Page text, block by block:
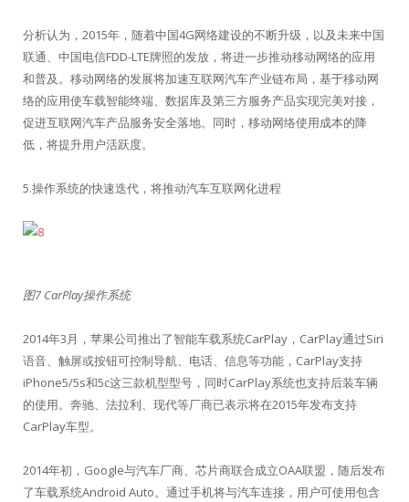
分析认为，2015年，随着中国4G网络建设的不断升级，以及未来中国
联通、中国电信FDD-LTE牌照的发放，将进一步推动移动网络的应用
和普及。移动网络的发展将加速互联网汽车产业链布局，基于移动网
络的应用使车载智能终端、数据库及第三方服务产品实现完美对接，
促进互联网汽车产品服务安全落地。同时，移动网络使用成本的降
低，将提升用户活跃度。
5.操作系统的快速迭代，将推动汽车互联网化进程
图7 CarPlay操作系统
2014年3月，苹果公司推出了智能车载系统CarPlay，CarPlay通过Siri
语音、触屏或按钮可控制导航、电话、信息等功能，CarPlay支持
iPhone5/5s和5c这三款机型型号，同时CarPlay系统也支持后装车辆
的使用。奔驰、法拉利、现代等厂商已表示将在2015年发布支持
CarPlay车型。
2014年初，Google与汽车厂商、芯片商联合成立OAA联盟，随后发布
了车载系统Android Auto。通过手机将与汽车连接，用户可使用包含